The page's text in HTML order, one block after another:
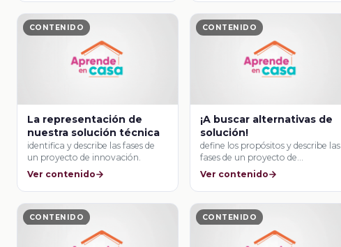
CONTENIDO
La representación de
nuestra solución técnica
identifica y describe las fases de
un proyecto de innovación.
Ver contenido
CONTENIDO
¡A buscar alternativas de
solución!
define los propósitos y describe las
fases de un proyecto de
producción …
Ver contenido
CONTENIDO CONTENIDO